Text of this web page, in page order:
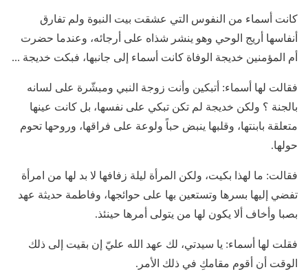
كانت أسماء من النفوس التي عشقت بيت النبوة ولم تفارق
أنفاسها أريج الوحي وهو ينشر شذاه على أرجائه، وعندما حضرت
أم المؤمنين خديجة الوفاة كانت أسماء إلى جانبها، فبكت خديجة ...
فقالت لها أسماء: أتبكين وأنت زوجة النبي ومبشّرة على لسانه
بالجنة ؟ ولكن خديجة لم تكن تبكي على نفسها، بل كانت عينها
متعلقة بابنتها، وقلبها ينبض حباً ولوعة على فراقها، وروحها تحوم
حولها.
فقالت: ما لهذا بكيت، ولكن المرأة ليلة زفافها لا بد لها من امرأة
تفضي إليها بسرها وتستعين بها على حوائجها، وفاطمة حديثة عهد
بصبا وأخاف ألا يكون لها من يتولى أمرها حينئذ.
فقلت لها أسماء: يا سيدتي، لك عهد الله عليّ إن بقيت إلى ذلك
الوقت أن أقوم مقامكِ في ذلك الأمر.